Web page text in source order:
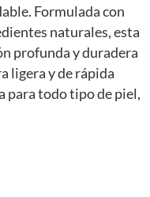
Formulada con
naturales, esta
profunda y duradera
ligera y de rápida
para todo tipo de piel,